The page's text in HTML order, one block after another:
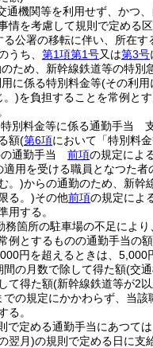
機関等を利用せず、かつ
情を考慮して規則で定める区
公署の移転に伴い、所在
うち、 第1項第1号又は第3号
ため、新幹線鉄道等の特別
に係る特別料金等(その利用
。)を負担することを常例と
別料金等に係る通勤手当
額(第6項において「特別料
の通勤手当 前項の規定によ
用を受ける職員となつた者
。)からの通勤のため、新幹
る。)その他前項の規定によ
用する。
務箇所の駐車場の不足によ
とするものの通勤手当の額
円を超えるときは、5,000
の月数で除して得た額(交
て得た額(新幹線鉄道等が2
での規定にかかわらず、当
る。
で定める通勤手当にあつて
翌月)の規則で定める日に支